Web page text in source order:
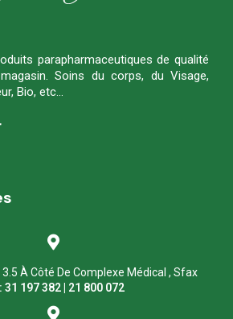
parapharmaceutiques de qualité
Soins du corps, du Visage,
Bio, etc…
À Côté De Complexe Médical , Sfax
31 197 382 | 21 800 072